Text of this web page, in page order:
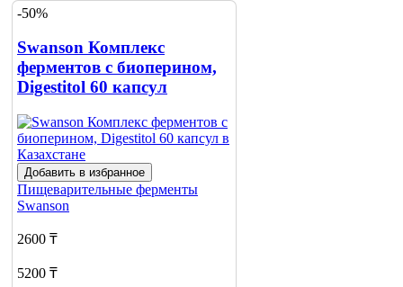
-50%
Swanson Комплекс
ферментов с биоперином,
Digestitol 60 капсул
Добавить в избранное
Пищеварительные ферменты
Swanson
2600 ₸
5200 ₸